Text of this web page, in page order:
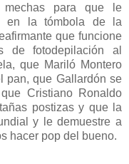
para que le
en la tómbola de la
que funcione
de fotodepilación al
que Mariló Montero
pan, que Gallardón se
Cristiano Ronaldo
postizas y que la
y le demuestre a
hacer pop del bueno.